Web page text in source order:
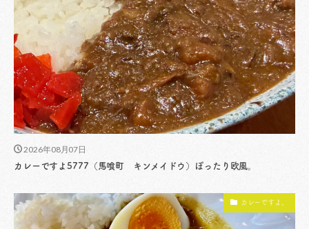
2026年08月07日
カレーですよ5777（馬喰町 キンメイドウ）ぽったり欧風。
カレーですよ。